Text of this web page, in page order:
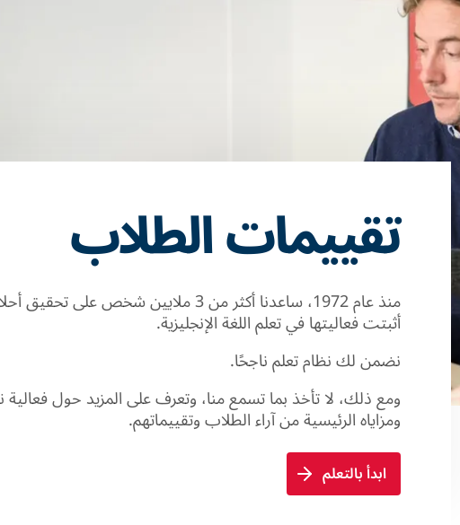
تقييمات الطلاب
منذ عام 1972، ساعدنا أكثر من 3 ملايين شخص
أثبتت فعاليتها في تعلم اللغة الإنجليزية.
نضمن لك نظام تعلم ناجحًا.
ومع ذلك، لا تأخذ بما تسمع منا، وتعرف على المزيد حول فعالية
ومزاياه الرئيسية من آراء الطلاب وتقييماتهم.
ابدأ بالتعلم